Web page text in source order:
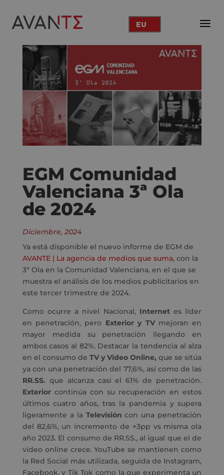
EU
EGM Comunidad
Valenciana 3ª Ola
de 2024
Diciembre, 2024
Ya está disponible el nuevo informe de EGM de
AVANTE | La agencia de medios que suma, con la
3ª Ola en la Comunidad Valenciana, en el que se
muestra el análisis de los medios publicitarios en
este tercer trimestre de 2024.
Como ocurre a nivel Nacional, Internetes líder
en penetración, pero Exterior y TVmejoran en
mayor medida su penetración llegando en
ambos casos al 82%. Destacar la tendencia al alza
en el consumo de TV y Video Online, que se sitúa
ya con una penetración del 77,6%, así como de las
RR.SS. que alcanza casi el 61% de penetración.
Exteriorcontinúa con su recuperación en estos
últimos cuatro años, tras la pandemia y supera
ligeramente a la Televisión con una penetración
del 82,6%, un incremento de +3pp vs misma ola
año 2023. El consumo de RR.SS., al igual que el de
video online crece. YouTube se mantienen como
la Red Social más utilizada, seguida de Instagram,
Facebook, y Tik Tok como la que experimenta un